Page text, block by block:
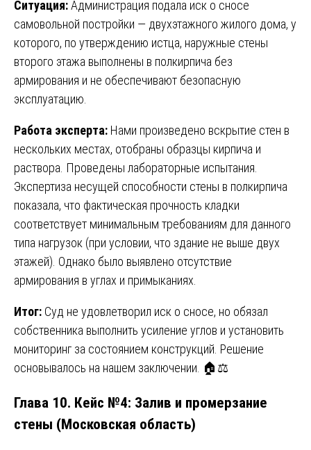
Ситуация:Администрация подала иск о сносе
самовольной постройки — двухэтажного жилого дома, у
которого, по утверждению истца, наружные стены
второго этажа выполнены в полкирпича без
армирования и не обеспечивают безопасную
эксплуатацию.
Работа эксперта: Нами произведено вскрытие стен в
нескольких местах, отобраны образцы кирпича и
раствора. Проведены лабораторные испытания.
Экспертиза несущей способности стены в полкирпича
показала, что фактическая прочность кладки
соответствует минимальным требованиям для данного
типа нагрузок (при условии, что здание не выше двух
этажей). Однако было выявлено отсутствие
армирования в углах и примыканиях.
Итог: Суд не удовлетворил иск о сносе, но обязал
собственника выполнить усиление углов и установить
мониторинг за состоянием конструкций. Решение
основывалось на нашем заключении. 🏠⚖️
Глава 10. Кейс №4: Залив и промерзание
стены (Московская область)